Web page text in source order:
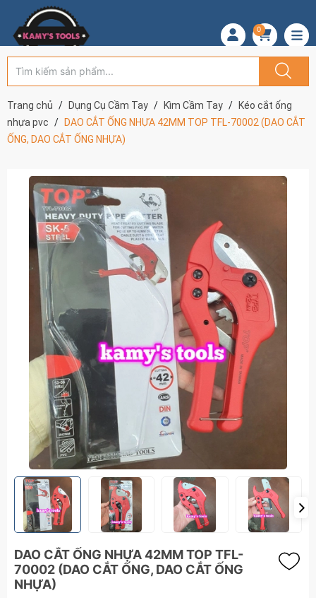
0
Trang chủ Dụng Cụ Cầm Tay Kìm Cầm Tay
Kéo cắt ống
nhựa pvc
DAO CẮT ỐNG NHỰA 42MM TOP TFL-70002 (DAO CẮT
ỐNG, DAO CẮT ỐNG NHỰA)
DAO CẮT ỐNG NHỰA 42MM TOP TFL-
70002 (DAO CẮT ỐNG, DAO CẮT ỐNG
NHỰA)